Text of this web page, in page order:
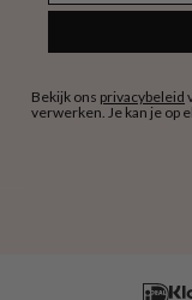
Bekijk ons privacybeleid
verwerken. Je kan je op